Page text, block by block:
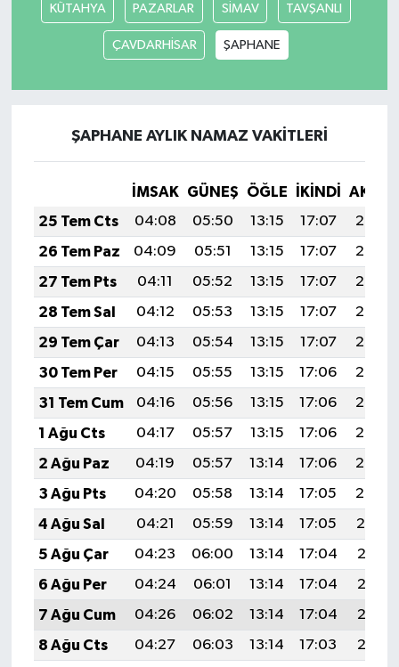
KÜTAHYA PAZARLAR SİMAV TAVŞANLI
ÇAVDARHİSAR ŞAPHANE
ŞAPHANE AYLIK NAMAZ VAKITLERI
İMSAK GÜNEŞ ÖĞLE İKINDI
25 Tem Cts
04:08 05:50 13:15 17:07
20:29
26 Tem Paz
04:09 05:51 13:15 17:07
20:28
27 Tem Pts
04:11 05:52 13:15 17:07
20:27
28 Tem Sal
04:12 05:53 13:15 17:07
20:26
29 Tem Çar
04:13 05:54 13:15 17:07
20:25
30 Tem Per
04:15 05:55 13:15 17:06
20:24
31 Tem Cum
04:16 05:56 13:15 17:06
20:24
1 Ağu Cts
04:17 05:57 13:15 17:06
20:23
2 Ağu Paz
04:19 05:57 13:14 17:06
20:22
3 Ağu Pts
04:20 05:58 13:14 17:05
20:20
4 Ağu Sal
04:21 05:59 13:14 17:05
20:19
5 Ağu Çar
04:23 06:00 13:14 17:04
20:18
6 Ağu Per
04:24 06:01 13:14 17:04
20:17
7 Ağu Cum
04:26 06:02 13:14 17:04
20:16
8 Ağu Cts
04:27 06:03 13:14 17:03
20:15